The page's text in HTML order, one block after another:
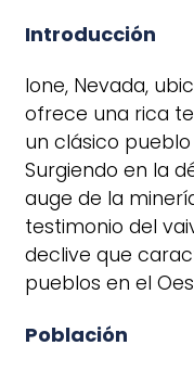
Introducción
Ione, Nevada,
ofrece una rica
un clásico
Surgiendo en la
auge de la
testimonio del
declive que
pueblos en el
Población